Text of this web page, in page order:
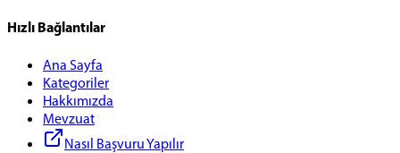
Hızlı Bağlantılar
Ana Sayfa
Kategoriler
Hakkımızda
Mevzuat
Nasıl Başvuru Yapılır